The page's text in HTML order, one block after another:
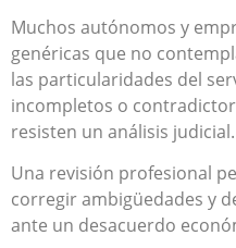
Muchos autónomos y
genéricas que no
las particularidades del
incompletos o
resisten un análisis judicial.
Una revisión profesional
corregir ambigüedades y
ante un desacuerdo